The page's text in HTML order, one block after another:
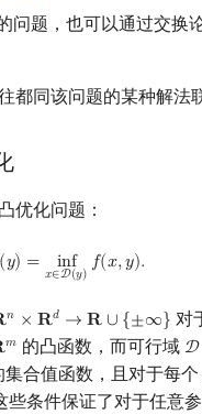
问题，也可以通过交换
都同该问题的某种解法
优化问题：
(𝑦) = inf
𝑥∈D(𝑦) 𝑓(𝑥,𝑦).
(y) =inf x∈D y)f(x ,y)
𝑛 × 𝐑𝑑 → 𝐑 ∪ {±∞}
R d→R∪{± ∞} 对
𝑚 的凸函数，而可行域 D
D:
集合值函数，且对于每
些条件保证了对于任意